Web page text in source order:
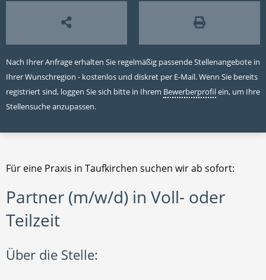
Nach Ihrer Anfrage erhalten Sie regelmäßig passende Stellenangebote in
Ihrer Wunschregion - kostenlos und diskret per E-Mail. Wenn Sie bereits
registriert sind, loggen Sie sich bitte in Ihrem Bewerberprofilein, um Ihre
Stellensuche anzupassen.
Für eine Praxis in Taufkirchen suchen wir ab sofort:
Partner (m/w/d) in Voll- oder
Teilzeit
Über die Stelle: